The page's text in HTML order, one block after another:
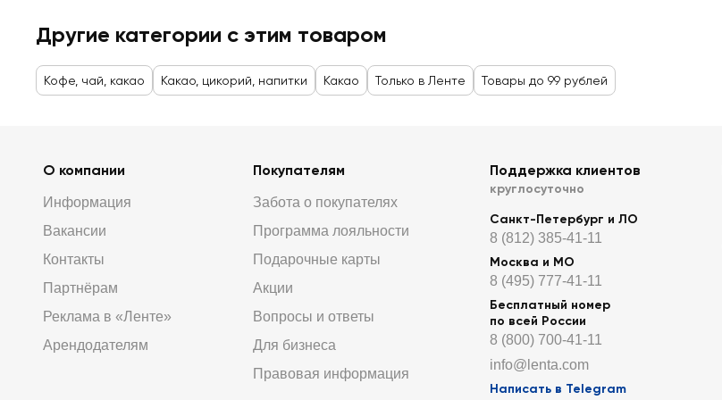
Другие категории с этим товаром
Кофе, чай, какао Какао, цикорий, напитки Какао Только в Ленте Товары до 99 рублей
О компании
Информация
Вакансии
Контакты
Партнёрам
Реклама в «Ленте»
Арендодателям
Покупателям
Забота о покупателях
Программа лояльности
Подарочные карты
Акции
Вопросы и ответы
Для бизнеса
Правовая информация
Поддержка клиентов
круглосуточно
Санкт-Петербург и ЛО
8 (812) 385-41-11
Москва и МО
8 (495) 777-41-11
Бесплатный номер
по всей России
8 (800) 700-41-11
info@lenta.com
Написать в Telegram